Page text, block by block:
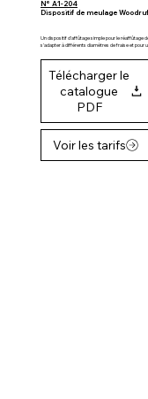
N° A1-204
Dispositif de meulage
Un dispositif d'affûtage simple pour le réaffûtage
s'adapter à différents diamètres de fraise et pour
Télécharger le
catalogue
PDF
Voir les tarifs